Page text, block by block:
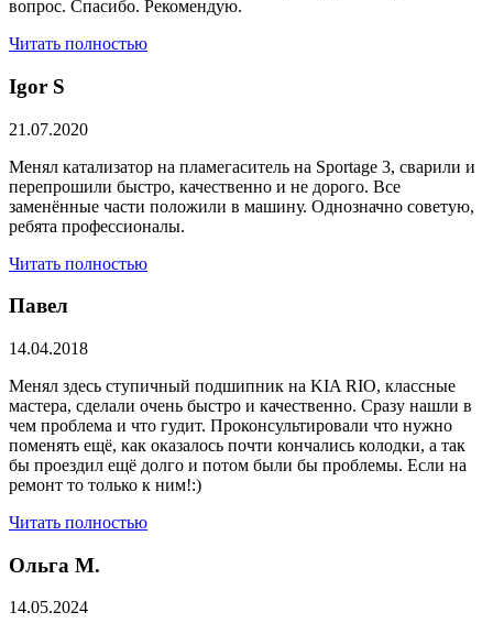
вопрос. Спасибо. Рекомендую.
Читать полностью
​Igor S
21.07.2020
Менял катализатор на пламегаситель на Sportage 3, сварили и
перепрошили быстро, качественно и не дорого. Все
заменённые части положили в машину. Однозначно советую,
ребята профессионалы.
Читать полностью
Павел
14.04.2018
Менял здесь ступичный подшипник на KIA RIO, классные
мастера, сделали очень быстро и качественно. Сразу нашли в
чем проблема и что гудит. Проконсультировали что нужно
поменять ещё, как оказалось почти кончались колодки, а так
бы проездил ещё долго и потом были бы проблемы. Если на
ремонт то только к ним!:)
Читать полностью
Ольга М.
14.05.2024